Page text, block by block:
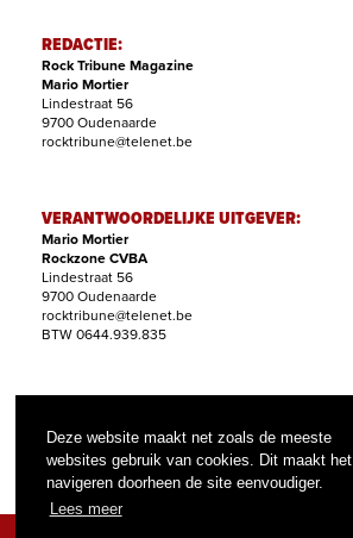
Deze website maakt net zoals de meeste
websites gebruik van cookies. Dit maakt het
navigeren doorheen de site eenvoudiger.
Lees meer
REDACTIE:
Rock Tribune Magazine
Mario Mortier
Lindestraat 56
9700 Oudenaarde
rocktribune@telenet.be
VERANTWOORDELIJKE UITGEVER:
Mario Mortier
Rockzone CVBA
Lindestraat 56
9700 Oudenaarde
rocktribune@telenet.be
BTW 0644.939.835
Filip Nollet
abonnementen@rock-tribune.com